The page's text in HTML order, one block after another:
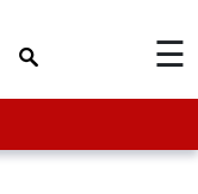
☰